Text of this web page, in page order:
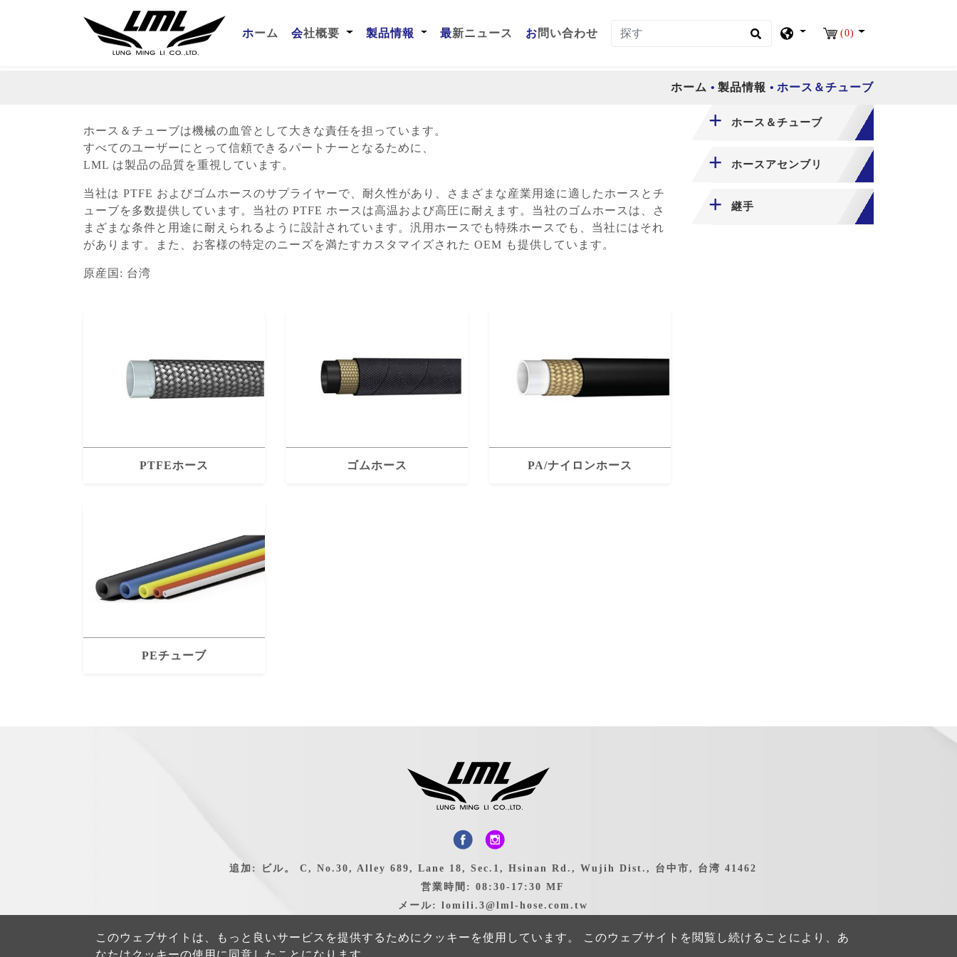
ホーム (current)
会社概要 製品情報 最新ニュース お問い合わせ (0)
ホーム 製品情報 ホース＆チューブ
ホース＆チューブ
ホースアセンブリ
継手
ホース＆チューブは機械の血管として大きな責任を担っています。
すべてのユーザーにとって信頼できるパートナーとなるために、
LML は製品の品質を重視しています。
当社は PTFE およびゴムホースのサプライヤーで、耐久性があり、さまざまな産業用途に適したホースとチ
ューブを多数提供しています。当社の PTFE ホースは高温および高圧に耐えます。当社のゴムホースは、さ
まざまな条件と用途に耐えられるように設計されています。汎用ホースでも特殊ホースでも、当社にはそれ
があります。また、お客様の特定のニーズを満たすカスタマイズされた OEM も提供しています。
原産国: 台湾
PTFEホース ゴムホース PA/ナイロンホース
PEチューブ
このウェブサイトは、もっと良いサービスを提供するためにクッキーを使用しています。 このウェブサイトを閲覧し続けることにより、あ
なたはクッキーの使用に同意したことになります。
追加: ビル。 C, No.30, Alley 689, Lane 18, Sec.1, Hsinan Rd., Wujih Dist., 台中市, 台湾 41462
営業時間: 08:30-17:30 MF
メール: lomili.3@lml-hose.com.tw
TEL: 886-4-2335-9090